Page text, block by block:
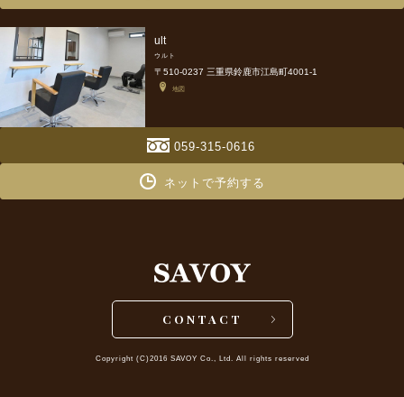
ult
ウルト
〒510-0237 三重県鈴鹿市江島町4001-1
地図
059-315-0616
ネットで予約する
CONTACT
Copyright (C)2016 SAVOY Co., Ltd. All rights reserved